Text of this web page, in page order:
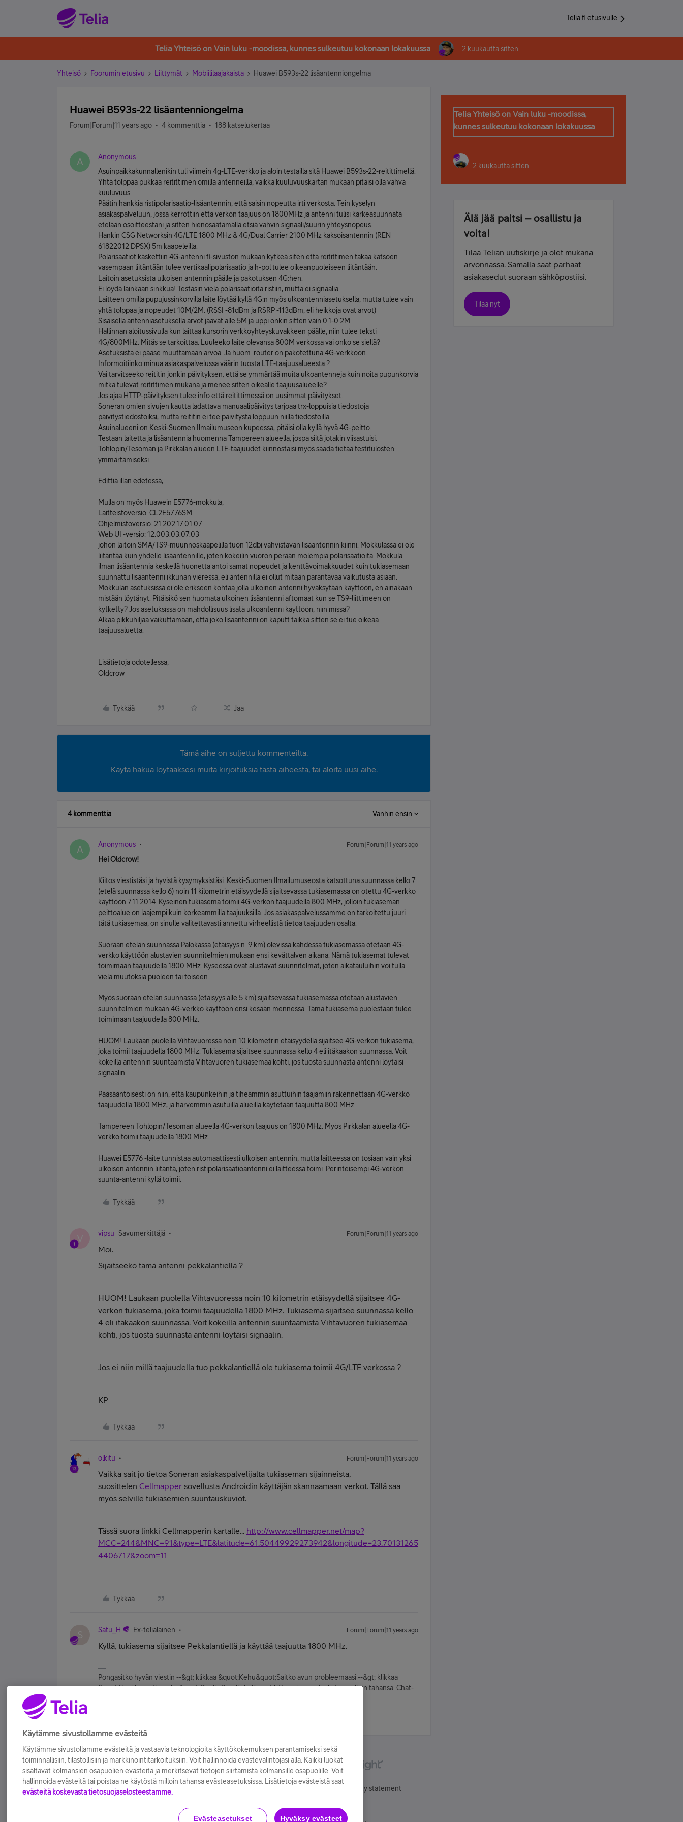
Telia.fi etusivulle
Telia Yhteisö on Vain luku -moodissa, kunnes sulkeutuu kokonaan lokakuussa 2 kuukautta sitten
Yhteisö Foorumin etusivu Liittymät Mobiililaajakaista Huawei B593s-22 lisäantenniongelma
Huawei B593s-22 lisäantenniongelma
Forum|Forum|11 years ago 4 kommenttia 188 katselukertaa
A
Anonymous
Asuinpaikkakunnallenikin tuli viimein 4g-LTE-verkko ja aloin testailla sitä Huawei B593s-22-reitittimellä.
Yhtä tolppaa pukkaa reitittimen omilla antenneilla, vaikka kuuluvuuskartan mukaan pitäisi olla vahva
kuuluvuus.
Päätin hankkia ristipolarisaatio-lisäantennin, että saisin nopeutta irti verkosta. Tein kyselyn
asiakaspalveluun, jossa kerrottiin että verkon taajuus on 1800MHz ja antenni tulisi karkeasuunnata
etelään osoitteestani ja sitten hienosäätämällä etsiä vahvin signaali/suurin yhteysnopeus.
Hankin CSG Networksin 4G/LTE 1800 MHz & 4G/Dual Carrier 2100 MHz kaksoisantennin (REN
61822012 DPSX) 5m kaapeleilla.
Polarisaatiot käskettiin 4G-antenni.fi-sivuston mukaan kytkeä siten että reitittimen takaa katsoen
vasempaan liitäntään tulee vertikaalipolarisaatio ja h-pol tulee oikeanpuoleiseen liitäntään.
Laitoin asetuksista ulkoisen antennin päälle ja pakotuksen 4G:hen.
Ei löydä lainkaan sinkkua! Testasin vielä polarisaatioita ristiin, mutta ei signaalia.
Laitteen omilla pupujussinkorvilla laite löytää kyllä 4G:n myös ulkoantenniasetuksella, mutta tulee vain
yhtä tolppaa ja nopeudet 10M/2M. (RSSI -81dBm ja RSRP -113dBm, eli heikkoja ovat arvot)
Sisäisellä antenniasetuksella arvot jäävät alle 5M ja uppi onkin sitten vain 0.1-0.2M.
Hallinnan aloitussivulla kun laittaa kursorin verkkoyhteyskuvakkeen päälle, niin tulee teksti
4G/800MHz. Mitäs se tarkoittaa. Luuleeko laite olevansa 800M verkossa vai onko se siellä?
Asetuksista ei pääse muuttamaan arvoa. Ja huom. router on pakotettuna 4G-verkkoon.
Informoitiinko minua asiakaspalvelussa väärin tuosta LTE-taajuusalueesta.?
Vai tarvitseeko reititin jonkin päivityksen, että se ymmärtää muita ulkoantenneja kuin noita pupunkorvia
mitkä tulevat reitittimen mukana ja menee sitten oikealle taajuusalueelle?
Jos ajaa HTTP-päivityksen tulee info että reitittimessä on uusimmat päivitykset.
Soneran omien sivujen kautta ladattava manuaalipäivitys tarjoaa trx-loppuisia tiedostoja
päivitystiedostoiksi, mutta reititin ei tee päivitystä loppuun niillä tiedostoilla.
Asuinalueeni on Keski-Suomen Ilmailumuseon kupeessa, pitäisi olla kyllä hyvä 4G-peitto.
Testaan laitetta ja lisäantennia huomenna Tampereen alueella, jospa siitä jotakin viisastuisi.
Tohlopin/Tesoman ja Pirkkalan alueen LTE-taajuudet kiinnostaisi myös saada tietää testitulosten
ymmärtämiseksi.
Edittiä illan edetessä;
Mulla on myös Huawein E5776-mokkula,
Laitteistoversio: CL2E5776SM
Ohjelmistoversio: 21.202.17.01.07
Web UI -versio: 12.003.03.07.03
johon laitoin SMA/TS9-muunnoskaapelilla tuon 12dbi vahvistavan lisäantennin kiinni. Mokkulassa ei ole
liitäntää kuin yhdelle lisäantennille, joten kokeilin vuoron perään molempia polarisaatioita. Mokkula
ilman lisäantennia keskellä huonetta antoi samat nopeudet ja kenttävoimakkuudet kuin tukiasemaan
suunnattu lisäantenni ikkunan vieressä, eli antennilla ei ollut mitään parantavaa vaikutusta asiaan.
Mokkulan asetuksissa ei ole erikseen kohtaa jolla ulkoinen antenni hyväksytään käyttöön, en ainakaan
mistään löytänyt. Pitäisikö sen huomata ulkoinen lisäantenni aftomaat kun se TS9-liittimeen on
kytketty? Jos asetuksissa on mahdollisuus lisätä ulkoantenni käyttöön, niin missä?
Alkaa pikkuhiljaa vaikuttamaan, että joko lisäantenni on kaputt taikka sitten se ei tue oikeaa
taajuusaluetta.
Lisätietoja odotellessa,
Oldcrow
Tykkää Jaa
Tämä aihe on suljettu kommenteilta.
Käytä hakua löytääksesi muita kirjoituksia tästä aiheesta, tai aloita uusi aihe.
4 kommenttia Vanhin ensin
A Anonymous Forum|Forum|11 years ago
Hei Oldcrow!
Kiitos viestistäsi ja hyvistä kysymyksistäsi. Keski-Suomen Ilmailumuseosta katsottuna suunnassa kello 7
(etelä suunnassa kello 6) noin 11 kilometrin etäisyydellä sijaitsevassa tukiasemassa on otettu 4G-verkko
käyttöön 7.11.2014. Kyseinen tukiasema toimii 4G-verkon taajuudella 800 MHz, jolloin tukiaseman
peittoalue on laajempi kuin korkeammilla taajuuksilla. Jos asiakaspalvelussamme on tarkoitettu juuri
tätä tukiasemaa, on sinulle valitettavasti annettu virheellistä tietoa taajuuden osalta.
Suoraan etelän suunnassa Palokassa (etäisyys n. 9 km) olevissa kahdessa tukiasemassa otetaan 4G-
verkko käyttöön alustavien suunnitelmien mukaan ensi kevättalven aikana. Nämä tukiasemat tulevat
toimimaan taajuudella 1800 MHz. Kyseessä ovat alustavat suunnitelmat, joten aikatauluihin voi tulla
vielä muutoksia puoleen tai toiseen.
Myös suoraan etelän suunnassa (etäisyys alle 5 km) sijaitsevassa tukiasemassa otetaan alustavien
suunnitelmien mukaan 4G-verkko käyttöön ensi kesään mennessä. Tämä tukiasema puolestaan tulee
toimimaan taajuudella 800 MHz.
HUOM! Laukaan puolella Vihtavuoressa noin 10 kilometrin etäisyydellä sijaitsee 4G-verkon tukiasema,
joka toimii taajuudella 1800 MHz. Tukiasema sijaitsee suunnassa kello 4 eli itäkaakon suunnassa. Voit
kokeilla antennin suuntaamista Vihtavuoren tukiasemaa kohti, jos tuosta suunnasta antenni löytäisi
signaalin.
Pääsääntöisesti on niin, että kaupunkeihin ja tiheämmin asuttuihin taajamiin rakennettaan 4G-verkko
taajuudella 1800 MHz, ja harvemmin asutuilla alueilla käytetään taajuutta 800 MHz.
Tampereen Tohlopin/Tesoman alueella 4G-verkon taajuus on 1800 MHz. Myös Pirkkalan alueella 4G-
verkko toimii taajuudella 1800 MHz.
Huawei E5776 -laite tunnistaa automaattisesti ulkoisen antennin, mutta laitteessa on tosiaan vain yksi
ulkoisen antennin liitäntä, joten ristipolarisaatioantenni ei laitteessa toimi. Perinteisempi 4G-verkon
suunta-antenni kyllä toimii.
Tykkää
V vipsu Savumerkittäjä Forum|Forum|11 years ago
Moi.
Sijaitseeko tämä antenni pekkalantiellä ?
HUOM! Laukaan puolella Vihtavuoressa noin 10 kilometrin etäisyydellä sijaitsee 4G-
verkon tukiasema, joka toimii taajuudella 1800 MHz. Tukiasema sijaitsee suunnassa kello
4 eli itäkaakon suunnassa. Voit kokeilla antennin suuntaamista Vihtavuoren tukiasemaa
kohti, jos tuosta suunnasta antenni löytäisi signaalin.
Jos ei niin millä taajuudella tuo pekkalantiellä ole tukiasema toimii 4G/LTE verkossa ?
KP
Tykkää
olkitu Forum|Forum|11 years ago
Vaikka sait jo tietoa Soneran asiakaspalvelijalta tukiaseman sijainneista,
suosittelen Cellmapper sovellusta Androidin käyttäjän skannaamaan verkot. Tällä saa
myös selville tukiasemien suuntauskuviot.
Tässä suora linkki Cellmapperin kartalle... http://www.cellmapper.net/map?
MCC=244&MNC=91&type=LTE&latitude=61.50449929273942&longitude=23.70131265
4406717&zoom=11
Tykkää
S Satu_H Ex-telialainen Forum|Forum|11 years ago
Kyllä, tukiasema sijaitsee Pekkalantiellä ja käyttää taajuutta 1800 MHz.
Pongasitko hyvän viestin --&gt; klikkaa &quot;Kehu&quot;Saitko avun probleemaasi --&gt; klikkaa
&quot;Hyväksy ratkaisuksi&quot;Omilla Sivuilla hallinnoit liittymiäsi ja palveluitasi milloin tahansa. Chat-
Telia Yhteisö on Vain luku -moodissa,
kunnes sulkeutuu kokonaan lokakuussa
2 kuukautta sitten
Älä jää paitsi – osallistu ja
voita!
Tilaa Telian uutiskirje ja olet mukana
arvonnassa. Samalla saat parhaat
asiakasedut suoraan sähköpostiisi.
Tilaa nyt
Accessibility statement
Käytämme sivustollamme evästeitä
Käytämme sivustollamme evästeitä ja vastaavia teknologioita käyttökokemuksen parantamiseksi sekä
toiminnallisiin, tilastollisiin ja markkinointitarkoituksiin. Voit hallinnoida evästevalintojasi alla. Kaikki luokat
sisältävät kolmansien osapuolien evästeitä ja merkitsevät tietojen siirtämistä kolmansille osapuolille. Voit
hallinnoida evästeitä tai poistaa ne käytöstä milloin tahansa evästeasetuksissa. Lisätietoja evästeistä saat
evästeitä koskevasta tietosuojaselosteestamme.
Evästeasetukset Hyväksy evästeet